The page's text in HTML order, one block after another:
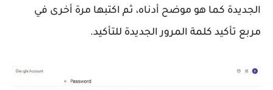
الجديدة كما هو موضح أدناه، ثم اكتبها مرة أخرى في
مربع تأكيد كلمة المرور الجديدة للتأكيد.